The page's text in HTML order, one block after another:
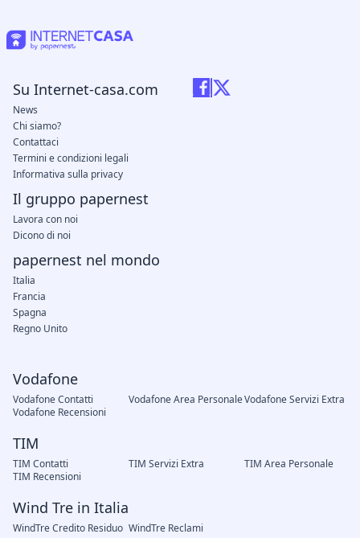
Vodafone
Vodafone Contatti Vodafone Area PersonaleVodafone Servizi Extra
Vodafone Recensioni
TIM
TIM Contatti TIM Servizi Extra
TIM Area Personale
TIM Recensioni
Wind Tre in Italia
WindTre Credito Residuo WindTre Reclami
Su Internet-casa.com
News
Chi siamo?
Contattaci
Termini e condizioni legali
Informativa sulla privacy
Il gruppo papernest
Lavora con noi
Dicono di noi
papernest nel mondo
Italia
Francia
Spagna
Regno Unito